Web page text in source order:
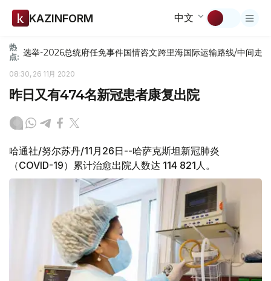
KAZINFORM 中文
热
点: 选举-2026总统府任免事件国情咨文跨里海国际运输路线/中间走廊
08:30, 26 11月 2020
昨日又有474名新冠患者康复出院
哈通社/努尔苏丹/11月26日--哈萨克斯坦新冠肺炎
（COVID-19）累计治愈出院人数达 114 821人。